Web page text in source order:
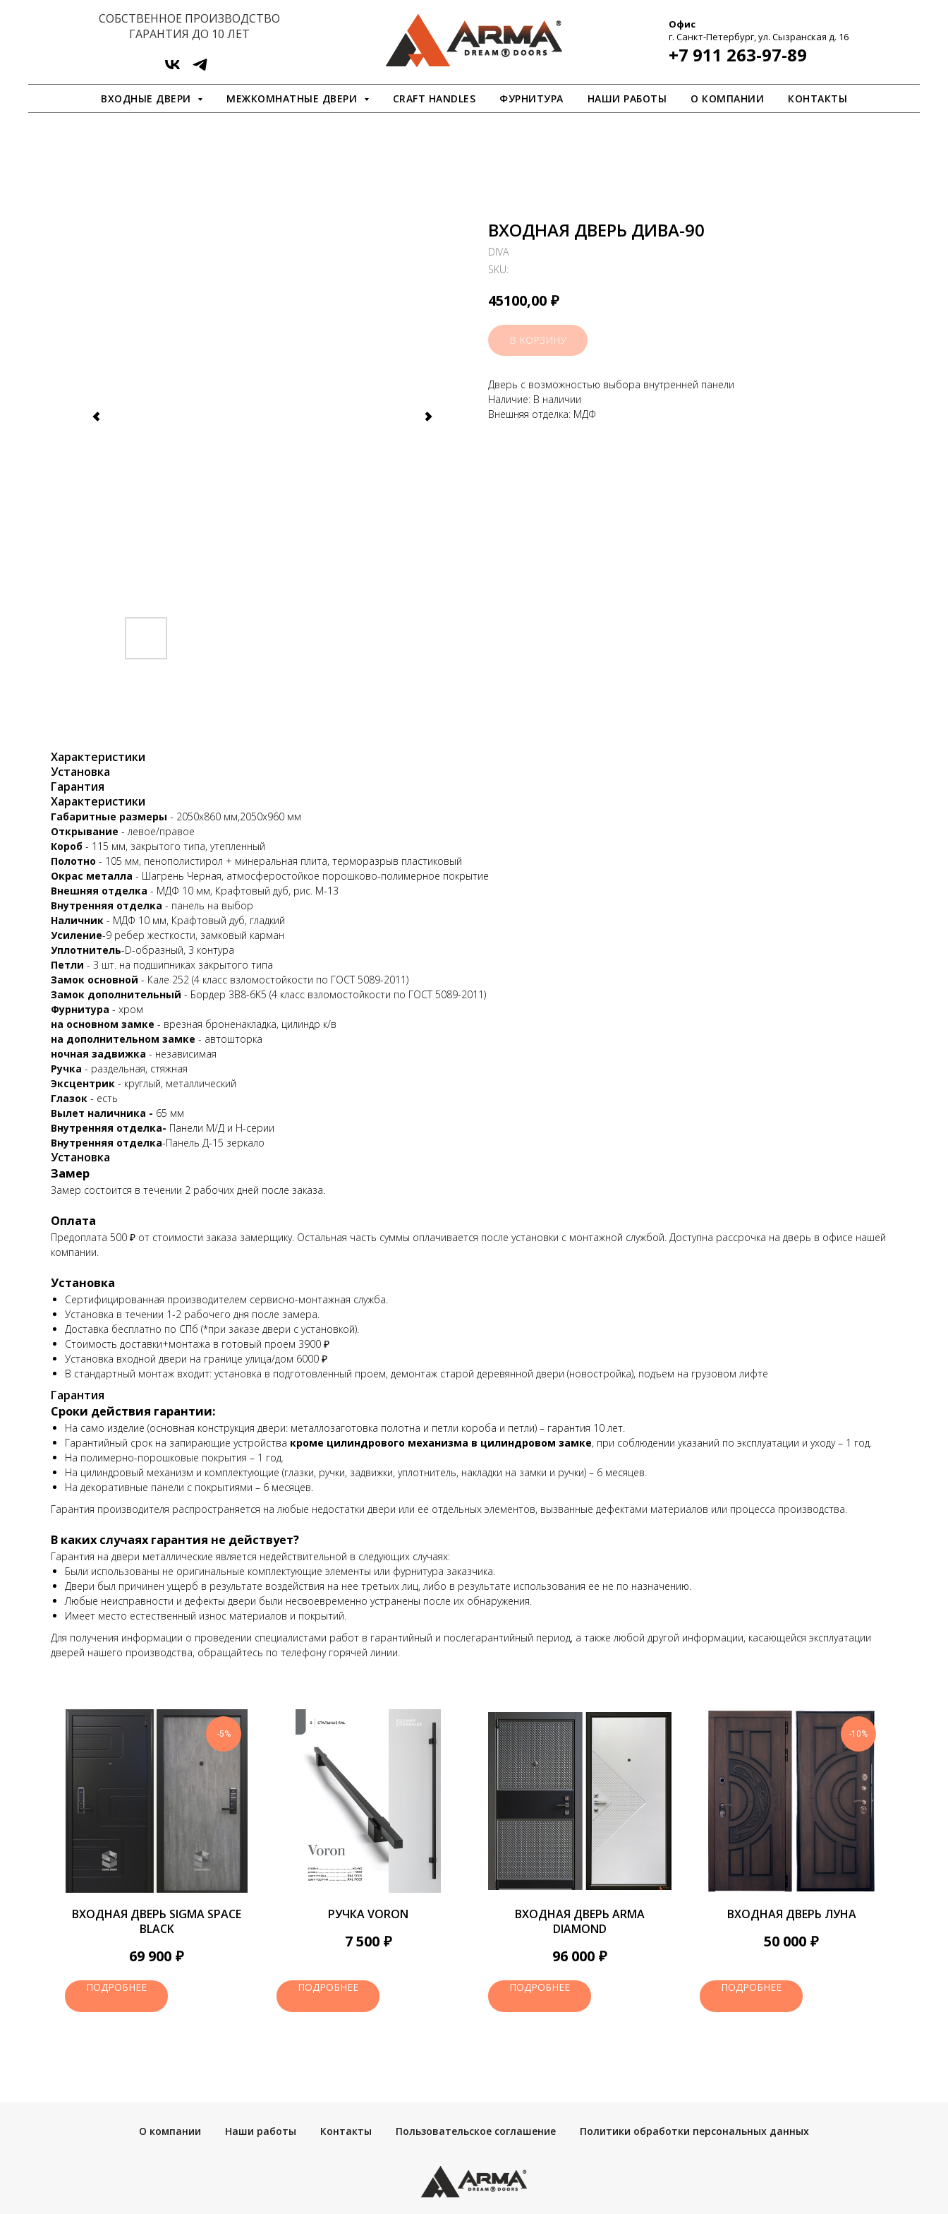
СОБСТВЕННОЕ ПРОИЗВОДСТВО
ГАРАНТИЯ ДО 10 ЛЕТ
Офис
г. Санкт-Петербург, ул. Сызранская д. 16
+7 911 263-97-89
ВХОДНЫЕ ДВЕРИ МЕЖКОМНАТНЫЕ ДВЕРИ CRAFT HANDLES ФУРНИТУРА НАШИ РАБОТЫ О КОМПАНИИ КОНТАКТЫ
ВХОДНАЯ ДВЕРЬ ДИВА-90
DIVA
SKU:
45100,00 ₽
В КОРЗИНУ
Дверь с возможностью выбора внутренней панели
Наличие: В наличии
Внешняя отделка: МДФ
Характеристики
Установка
Гарантия
Характеристики
Габаритные размеры - 2050x860 мм,2050x960 мм
Открывание - левое/правое
Короб - 115 мм, закрытого типа, утепленный
Полотно - 105 мм, пенополистирол + минеральная плита, терморазрыв пластиковый
Окрас металла - Шагрень Черная, атмосферостойкое порошково-полимерное покрытие
Внешняя отделка - МДФ 10 мм, Крафтовый дуб, рис. М-13
Внутренняя отделка - панель на выбор
Наличник - МДФ 10 мм, Крафтовый дуб, гладкий
Усиление-9 ребер жесткости, замковый карман
Уплотнитель-D-образный, 3 контура
Петли - 3 шт. на подшипниках закрытого типа
Замок основной - Кале 252 (4 класс взломостойкости по ГОСТ 5089-2011)
Замок дополнительный - Бордер 3B8-6K5 (4 класс взломостойкости по ГОСТ 5089-2011)
Фурнитура - хром
на основном замке - врезная броненакладка, цилиндр к/в
на дополнительном замке - автошторка
ночная задвижка - независимая
Ручка - раздельная, стяжная
Эксцентрик - круглый, металлический
Глазок - есть
Вылет наличника - 65 мм
Внутренняя отделка- Панели М/Д и Н-серии
Внутренняя отделка-Панель Д-15 зеркало
Установка
Замер
Замер состоится в течении 2 рабочих дней после заказа.
Оплата
Предоплата 500 ₽ от стоимости заказа замерщику. Остальная часть суммы оплачивается после установки с монтажной службой. Доступна рассрочка на дверь в офисе нашей
компании.
Установка
Сертифицированная производителем сервисно-монтажная служба.
Установка в течении 1-2 рабочего дня после замера.
Доставка бесплатно по СПб (*при заказе двери с установкой).
Стоимость доставки+монтажа в готовый проем 3900 ₽
Установка входной двери на границе улица/дом 6000 ₽
В стандартный монтаж входит: установка в подготовленный проем, демонтаж старой деревянной двери (новостройка), подъем на грузовом лифте
Гарантия
Сроки действия гарантии:
На само изделие (основная конструкция двери: металлозаготовка полотна и петли короба и петли) – гарантия 10 лет.
Гарантийный срок на запирающие устройства кроме цилиндрового механизма в цилиндровом замке, при соблюдении указаний по эксплуатации и уходу – 1 год.
На полимерно-порошковые покрытия – 1 год.
На цилиндровый механизм и комплектующие (глазки, ручки, задвижки, уплотнитель, накладки на замки и ручки) – 6 месяцев.
На декоративные панели с покрытиями – 6 месяцев.
Гарантия производителя распространяется на любые недостатки двери или ее отдельных элементов, вызванные дефектами материалов или процесса производства.
В каких случаях гарантия не действует?
Гарантия на двери металлические является недействительной в следующих случаях:
Были использованы не оригинальные комплектующие элементы или фурнитура заказчика.
Двери был причинен ущерб в результате воздействия на нее третьих лиц, либо в результате использования ее не по назначению.
Любые неисправности и дефекты двери были несвоевременно устранены после их обнаружения.
Имеет место естественный износ материалов и покрытий.
Для получения информации о проведении специалистами работ в гарантийный и послегарантийный период, а также любой другой информации, касающейся эксплуатации
дверей нашего производства, обращайтесь по телефону горячей линии.
-5%
ВХОДНАЯ ДВЕРЬ SIGMA SPACE
BLACK
69 900 ₽
ПОДРОБНЕЕ
РУЧКА VORON
7 500 ₽
ПОДРОБНЕЕ
ВХОДНАЯ ДВЕРЬ ARMA
DIAMOND
96 000 ₽
ПОДРОБНЕЕ
-10%
ВХОДНАЯ ДВЕРЬ ЛУНА
50 000 ₽
ПОДРОБНЕЕ
О компании Наши работы Контакты Пользовательское соглашение Политики обработки персональных данных